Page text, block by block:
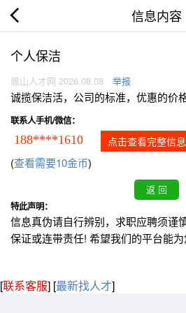
信息内容
个人保洁
眉山人才网 2026.08.08 举报
诚揽保洁活，公司的标准，优惠的价格
联系人手机/微信：
188****1610 点击查看完整信息
(查看需要10金币)
特此声明：
信息真伪请自行辨别，求职应聘须谨
保证或连带责任! 希望我们的平台能为
[联系客服] [最新找人才]